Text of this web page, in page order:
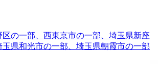
の一部、西東京市の一部、埼玉県新座
県和光市の一部、埼玉県朝霞市の一部